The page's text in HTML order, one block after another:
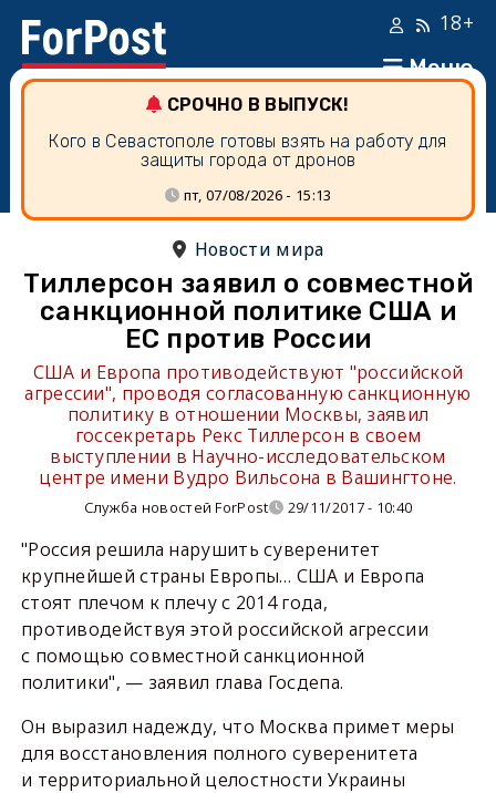
Меню
18+
СРОЧНО В ВЫПУСК!
Кого в Севастополе готовы взять на работу для
защиты города от дронов
пт, 07/08/2026 - 15:13
Новости мира
Тиллерсон заявил о совместной
санкционной политике США и
ЕС против России
США и Европа противодействуют "российской
агрессии", проводя согласованную санкционную
политику в отношении Москвы, заявил
госсекретарь Рекс Тиллерсон в своем
выступлении в Научно-исследовательском
центре имени Вудро Вильсона в Вашингтоне.
Служба новостей ForPost 29/11/2017 - 10:40
"Россия решила нарушить суверенитет
крупнейшей страны Европы… США и Европа
стоят плечом к плечу с 2014 года,
противодействуя этой российской агрессии
с помощью совместной санкционной
политики", — заявил глава Госдепа.
Он выразил надежду, что Москва примет меры
для восстановления полного суверенитета
и территориальной целостности Украины